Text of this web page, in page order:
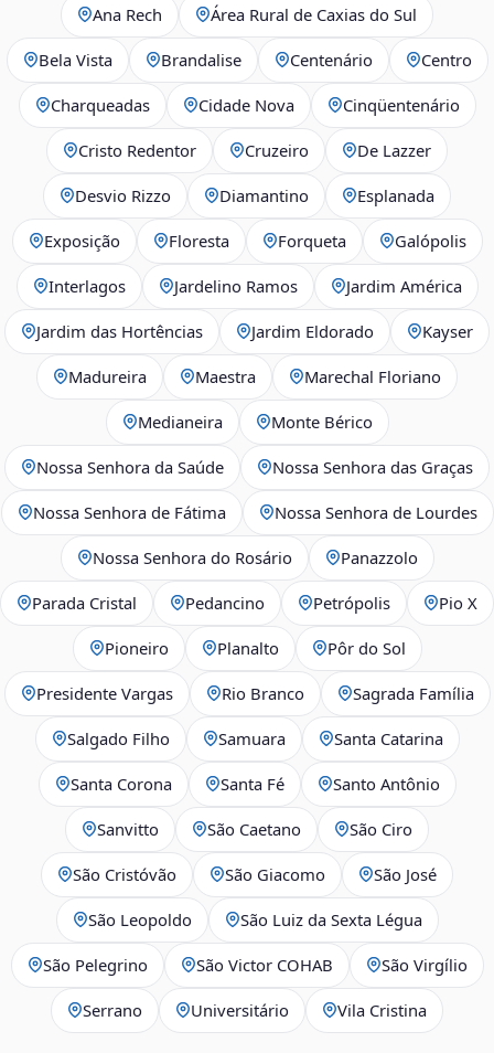
Ana Rech Área Rural de Caxias do Sul
Bela Vista Brandalise Centenário Centro
Charqueadas Cidade Nova Cinqüentenário
Cristo Redentor Cruzeiro De Lazzer
Desvio Rizzo Diamantino Esplanada
Exposição Floresta Forqueta Galópolis
Interlagos Jardelino Ramos Jardim América
Jardim das Hortências Jardim Eldorado Kayser
Madureira Maestra Marechal Floriano
Medianeira Monte Bérico
Nossa Senhora da Saúde Nossa Senhora das Graças
Nossa Senhora de Fátima Nossa Senhora de Lourdes
Nossa Senhora do Rosário Panazzolo
Parada Cristal Pedancino Petrópolis Pio X
Pioneiro Planalto Pôr do Sol
Presidente Vargas Rio Branco Sagrada Família
Salgado Filho Samuara Santa Catarina
Santa Corona Santa Fé Santo Antônio
Sanvitto São Caetano São Ciro
São Cristóvão São Giacomo São José
São Leopoldo São Luiz da Sexta Légua
São Pelegrino São Victor COHAB São Virgílio
Serrano Universitário Vila Cristina